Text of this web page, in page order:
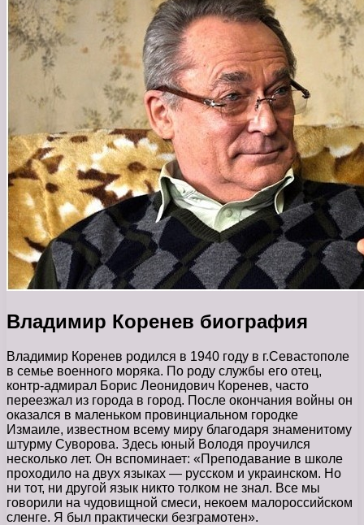
Владимир Коренев биография
Владимир Коренев родился в 1940 году в г.Севастополе
в семье военного моряка. По роду службы его отец,
контр-адмирал Борис Леонидович Коренев, часто
переезжал из города в город. После окончания войны он
оказался в маленьком провинциальном городке
Измаиле, известном всему миру благодаря знаменитому
штурму Суворова. Здесь юный Володя проучился
несколько лет. Он вспоминает: «Преподавание в школе
проходило на двух языках — русском и украинском. Но
ни тот, ни другой язык никто толком не знал. Все мы
говорили на чудовищной смеси, некоем малороссийском
сленге. Я был практически безграмотен».